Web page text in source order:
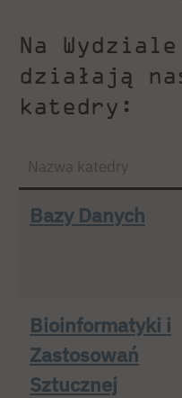
Na
działają
katedry:
Nazwa katedry
Bazy Danych
Bioinformatyki i
Zastosowań
Sztucznej